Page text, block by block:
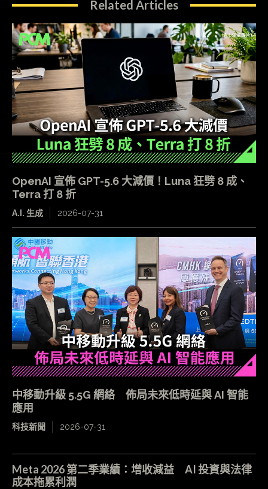
Related Articles
OpenAI 宣佈 GPT-5.6 大減價！Luna 狂劈 8 成、
Terra 打 8 折
A.I. 生成 2026-07-31
中移動升級 5.5G 網絡 佈局未來低時延與 AI 智能
應用
科技新聞 2026-07-31
Meta 2026 第二季業績：增收減益 AI 投資與法律
成本拖累利潤